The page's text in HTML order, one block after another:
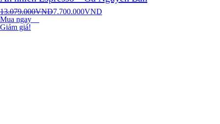
13.079.000VND7.700.000VND
Mua ngay
Giảm giá!